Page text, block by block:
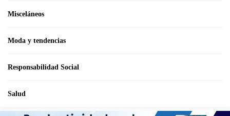
Misceláneos
Moda y tendencias
Responsabilidad Social
Salud